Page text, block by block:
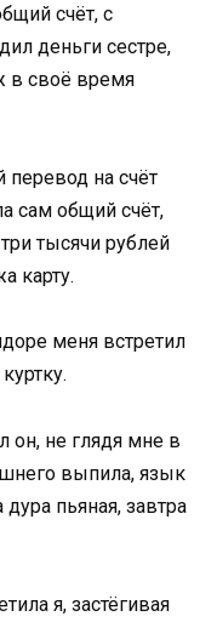
счёт, с
деньги сестре,
своё время
перевод на счёт
сам общий счёт,
тысячи рублей
карту.
меня встретил
он, не глядя мне в
выпила, язык
пьяная, завтра
я, застёгивая